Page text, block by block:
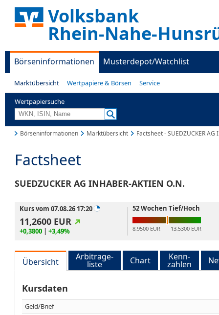
Volksbank
Rhein-Nahe-
Börseninformationen Musterdepot/Watchlist
Marktübersicht Wertpapiere & Börsen Service
Wertpapiersuche
Börseninformationen Marktübersicht Factsheet - SUEDZUCKER AG
Factsheet
SUEDZUCKER AG INHABER-AKTIEN O.N.
Kurs vom 07.08.26 17:20
11,2600 EUR
+0,3800 | +3,49%
52 Wochen Tief/Hoch
8,9500 EUR 13,5300 EUR
Übersicht Arbitrage-
liste Chart Kenn-
zahlen
Kursdaten
Geld/Brief